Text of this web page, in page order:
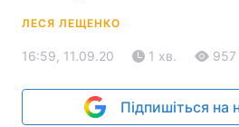
ЛЕСЯ ЛЕЩЕНКО
16:59, 11.09.20 1 хв. 957
Підпишіться на